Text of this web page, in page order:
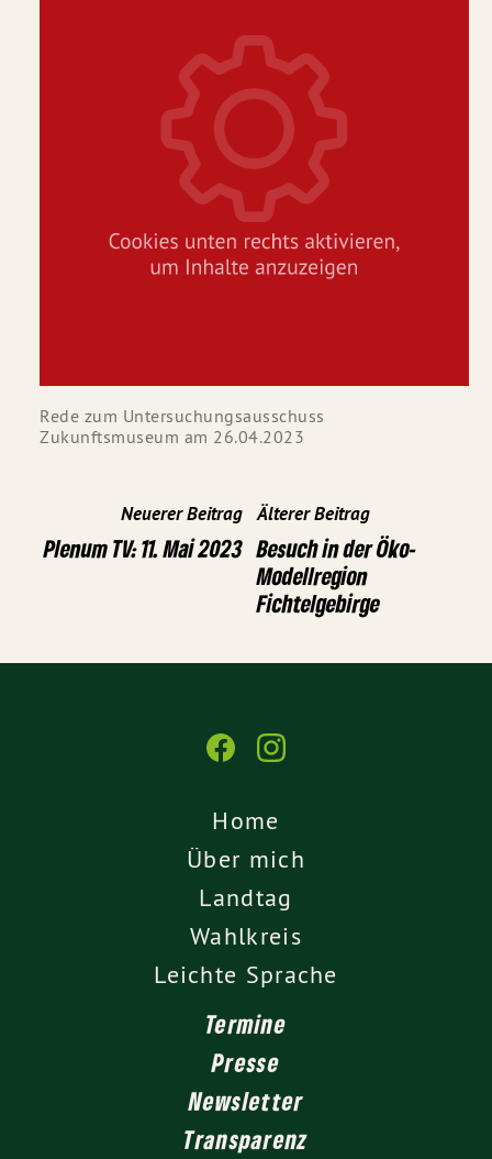
Rede zum Untersuchungsausschuss
Zukunftsmuseum am 26.04.2023
Neuerer Beitrag
Plenum TV: 11. Mai 2023
Älterer Beitrag
Besuch in der Öko-
Modellregion
Fichtelgebirge
Home
Über mich
Landtag
Wahlkreis
Leichte Sprache
Termine
Presse
Newsletter
Transparenz